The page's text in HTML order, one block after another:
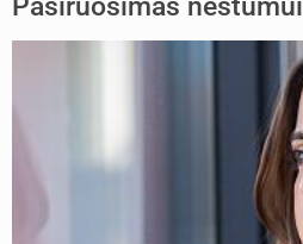
Pasiruošimas nėštumui